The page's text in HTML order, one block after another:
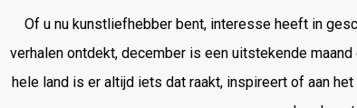
Of u nu kunstliefhebber bent, interesse heeft in
verhalen ontdekt, december is een uitstekende
hele land is er altijd iets dat raakt, inspireert of aan